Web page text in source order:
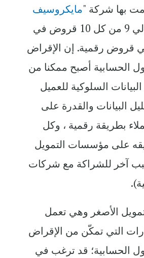
بها شركة "مايكروسيف
" ؛ فإن حوالي 9 من كل 10 قروض في
قروض رقمية. إن الإقراض
الحسابية أصبح ممكنا من
السلوكية للعميل
البيانات والقدرة على
بطريقة رقمية ، وكل
على مؤسسات التمويل
آخر للشراكة مع شركات
الأصغر وهي تعمل
التي تمكّن من الإقراض
الحسابية؛ قد ترغب في